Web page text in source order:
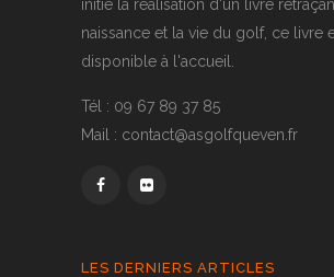
initié la réalisation d'un livre
naissance et la vie du golf, ce livre
disponible à l'accueil.
Tél : 09 67 89 37 85
Mail : contact@asgolfqueven.fr
LES DERNIERS ARTICLES